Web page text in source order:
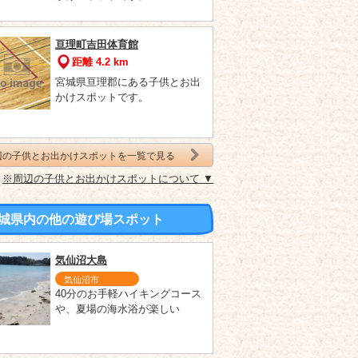
亘理町吉田体育館
距離 4.2 km
宮城県亘理郡にある子供とお出
かけスポットです。
の子供とお出かけスポットを一覧で見る
※周辺の子供とお出かけスポットについて ▼
県内の他の遊び場スポット
気仙沼大島
気仙沼市
40分のお手軽ハイキングコース
や、夏場の海水浴が楽しい